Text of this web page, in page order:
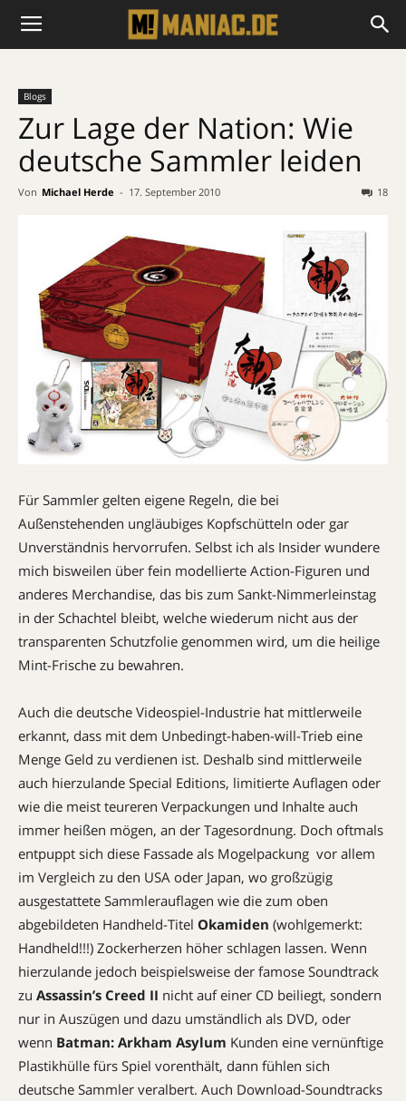
Blogs
Zur Lage der Nation: Wie
deutsche Sammler leiden
Von Michael Herde - 17. September 2010 18
Für Sammler gelten eigene Regeln, die bei
Außenstehenden ungläubiges Kopfschütteln oder gar
Unverständnis hervorrufen. Selbst ich als Insider wundere
mich bisweilen über fein modellierte Action-Figuren und
anderes Merchandise, das bis zum Sankt-Nimmerleinstag
in der Schachtel bleibt, welche wiederum nicht aus der
transparenten Schutzfolie genommen wird, um die heilige
Mint-Frische zu bewahren.
Auch die deutsche Videospiel-Industrie hat mittlerweile
erkannt, dass mit dem Unbedingt-haben-will-Trieb eine
Menge Geld zu verdienen ist. Deshalb sind mittlerweile
auch hierzulande Special Editions, limitierte Auflagen oder
wie die meist teureren Verpackungen und Inhalte auch
immer heißen mögen, an der Tagesordnung. Doch oftmals
entpuppt sich diese Fassade als Mogelpackung  vor allem
im Vergleich zu den USA oder Japan, wo großzügig
ausgestattete Sammlerauflagen wie die zum oben
abgebildeten Handheld-Titel Okamiden (wohlgemerkt:
Handheld!!!) Zockerherzen höher schlagen lassen. Wenn
hierzulande jedoch beispielsweise der famose Soundtrack
zu Assassin’s Creed II nicht auf einer CD beiliegt, sondern
nur in Auszügen und dazu umständlich als DVD, oder
wenn Batman: Arkham Asylum Kunden eine vernünftige
Plastikhülle fürs Spiel vorenthält, dann fühlen sich
deutsche Sammler veralbert. Auch Download-Soundtracks